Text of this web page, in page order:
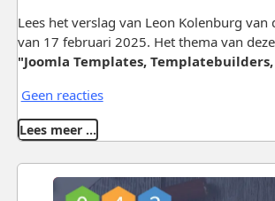
Lees het verslag van Leon Kolenburg van
van 17 februari 2025. Het thema van
"Joomla Templates,
Geen reacties
Lees meer …